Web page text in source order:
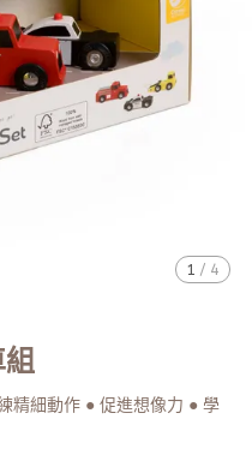
1 / 4
精細動作 ● 促進想像力 ● 學